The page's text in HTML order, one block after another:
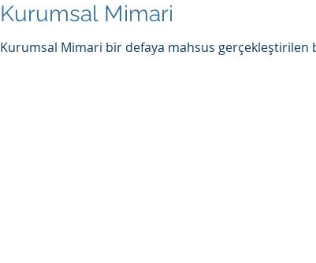
Kurumsal Mimari
Kurumsal Mimari bir defaya mahsus gerçekleştirilen